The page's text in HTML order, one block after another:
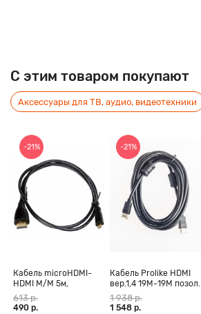
C этим товаром покупают
Аксессуары для ТВ, аудио, видеотехники
-21%
Кабель microHDMI-
HDMI M/M 5м,
позолоченные
контакты Blister box
613 р.
490 р.
-21%
Кабель Prolike HDMI
вер.1,4 19М-19М позол.
конт., ферритовые
кольца, 30 м
1 938 р.
1 548 р.